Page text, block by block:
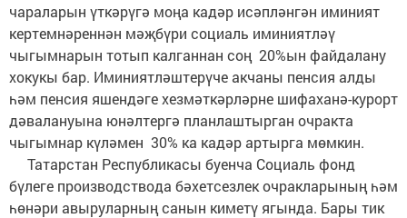
чараларын үткәрүгә моңа кадәр исәпләнгән иминият
кертемнәреннән мәҗбүри социаль иминиятләү
чыгымнарын тотып калганнан соң 20%ын файдалану
хокукы бар. Иминиятләштерүче акчаны пенсия алды
һәм пенсия яшендәге хезмәткәрләрне шифаханә-курорт
дәвалануына юнәлтергә планлаштырган очракта
чыгымнар күләмен 30% ка кадәр артырга мөмкин.
Татарстан Республикасы буенча Социаль фонд
бүлеге производствода бәхетсезлек очракларының һәм
һөнәри авыруларның санын киметү ягында. Бары тик